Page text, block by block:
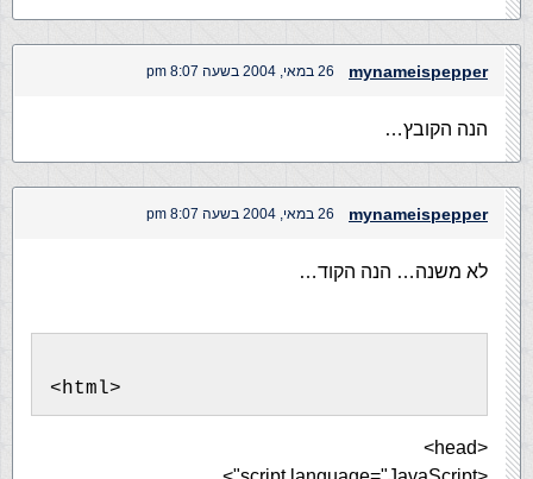
mynameispepper 26 במאי, 2004 בשעה 8:07 pm
הנה הקובץ…
mynameispepper 26 במאי, 2004 בשעה 8:07 pm
לא משנה… הנה הקוד…
<html>
<head>